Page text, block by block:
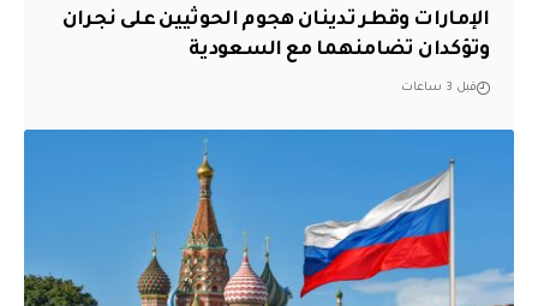
الإمارات وقطر تدينان هجوم الحوثيين على نجران
وتؤكدان تضامنهما مع السعودية
قبل 3 ساعات